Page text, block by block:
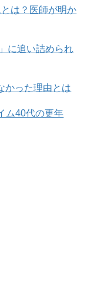
る」あるいは「コピ
は？医師が明か
に追い詰められ
かった理由とは
ム40代の更年